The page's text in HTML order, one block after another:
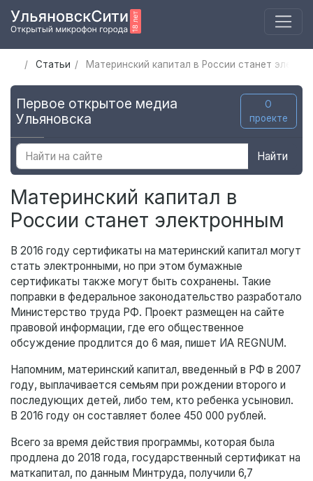
Статьи Материнский капитал в России станет
Первое открытое медиа
Ульяновска
О
проекте
Найти
Материнский капитал в
России станет электронным
В 2016 году сертификаты на материнский капитал могут
стать электронными, но при этом бумажные
сертификаты также могут быть сохранены. Такие
поправки в федеральное законодательство разработало
Министерство труда РФ. Проект размещен на сайте
правовой информации, где его общественное
обсуждение продлится до 6 мая, пишет ИА REGNUM.
Напомним, материнский капитал, введенный в РФ в 2007
году, выплачивается семьям при рождении второго и
последующих детей, либо тем, кто ребенка усыновил.
В 2016 году он составляет более 450 000 рублей.
Всего за время действия программы, которая была
продлена до 2018 года, государственный сертификат на
маткапитал, по данным Минтруда, получили 6,7